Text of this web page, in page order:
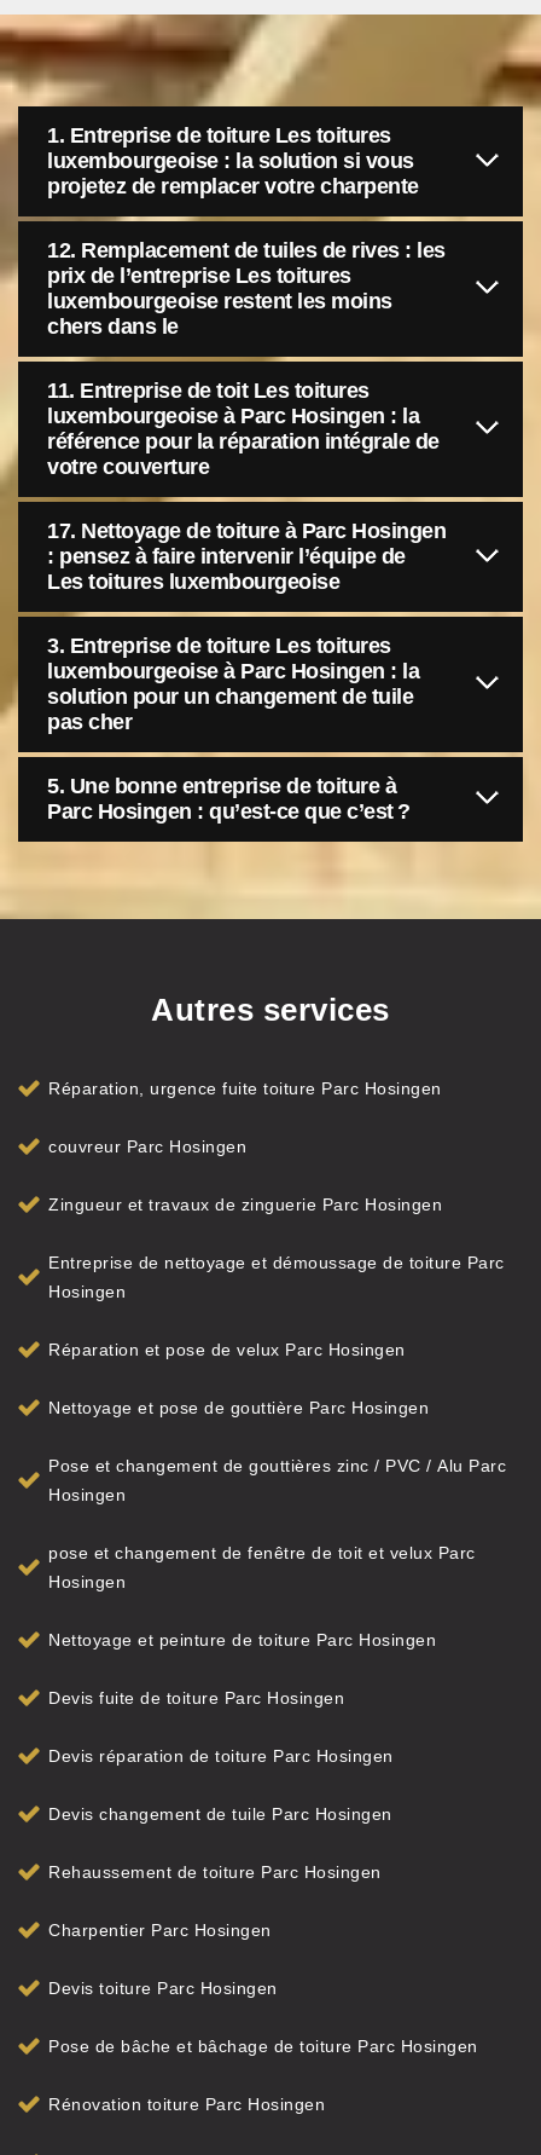
1. Entreprise de toiture Les toitures
luxembourgeoise : la solution si vous
projetez de remplacer votre charpente
12. Remplacement de tuiles de rives : les
prix de l’entreprise Les toitures
luxembourgeoise restent les moins
chers dans le
11. Entreprise de toit Les toitures
luxembourgeoise à Parc Hosingen : la
référence pour la réparation intégrale de
votre couverture
17. Nettoyage de toiture à Parc Hosingen
: pensez à faire intervenir l’équipe de
Les toitures luxembourgeoise
3. Entreprise de toiture Les toitures
luxembourgeoise à Parc Hosingen : la
solution pour un changement de tuile
pas cher
5. Une bonne entreprise de toiture à
Parc Hosingen : qu’est-ce que c’est ?
Autres services
Réparation, urgence fuite toiture Parc Hosingen
couvreur Parc Hosingen
Zingueur et travaux de zinguerie Parc Hosingen
Entreprise de nettoyage et démoussage de toiture Parc
Hosingen
Réparation et pose de velux Parc Hosingen
Nettoyage et pose de gouttière Parc Hosingen
Pose et changement de gouttières zinc / PVC / Alu Parc
Hosingen
pose et changement de fenêtre de toit et velux Parc
Hosingen
Nettoyage et peinture de toiture Parc Hosingen
Devis fuite de toiture Parc Hosingen
Devis réparation de toiture Parc Hosingen
Devis changement de tuile Parc Hosingen
Rehaussement de toiture Parc Hosingen
Charpentier Parc Hosingen
Devis toiture Parc Hosingen
Pose de bâche et bâchage de toiture Parc Hosingen
Rénovation toiture Parc Hosingen